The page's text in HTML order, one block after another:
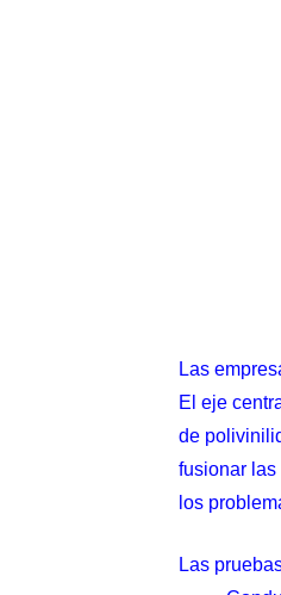
Las
El eje
de
fusionar
los
Las